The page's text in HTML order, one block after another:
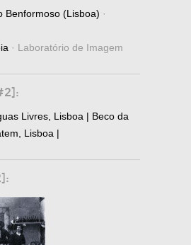
Benformoso (Lisboa) ·
· Laboratório de Imagem
Livres, Lisboa | Beco da
Lisboa |